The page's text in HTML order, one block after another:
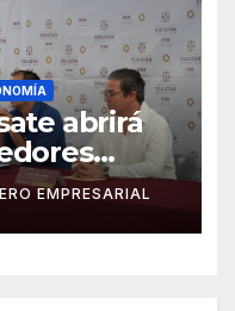
abrirá
de
EMPRESARIAL